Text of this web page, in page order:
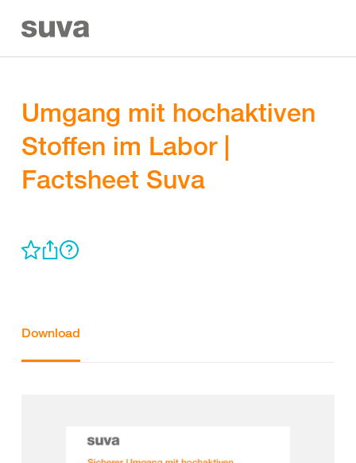
Umgang mit hochaktiven
Stoffen im Labor |
Factsheet Suva
Download